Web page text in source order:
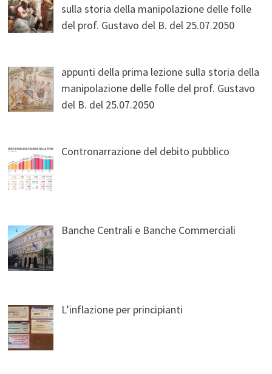
sulla storia della manipolazione delle folle
del prof. Gustavo del B. del 25.07.2050
appunti della prima lezione sulla storia della
manipolazione delle folle del prof. Gustavo
del B. del 25.07.2050
Contronarrazione del debito pubblico
Banche Centrali e Banche Commerciali
L’inflazione per principianti